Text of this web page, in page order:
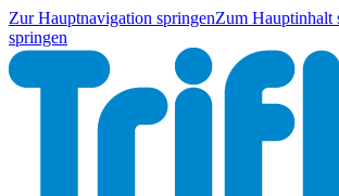
Zur Hauptnavigation springenZum Hauptinhalt
springen